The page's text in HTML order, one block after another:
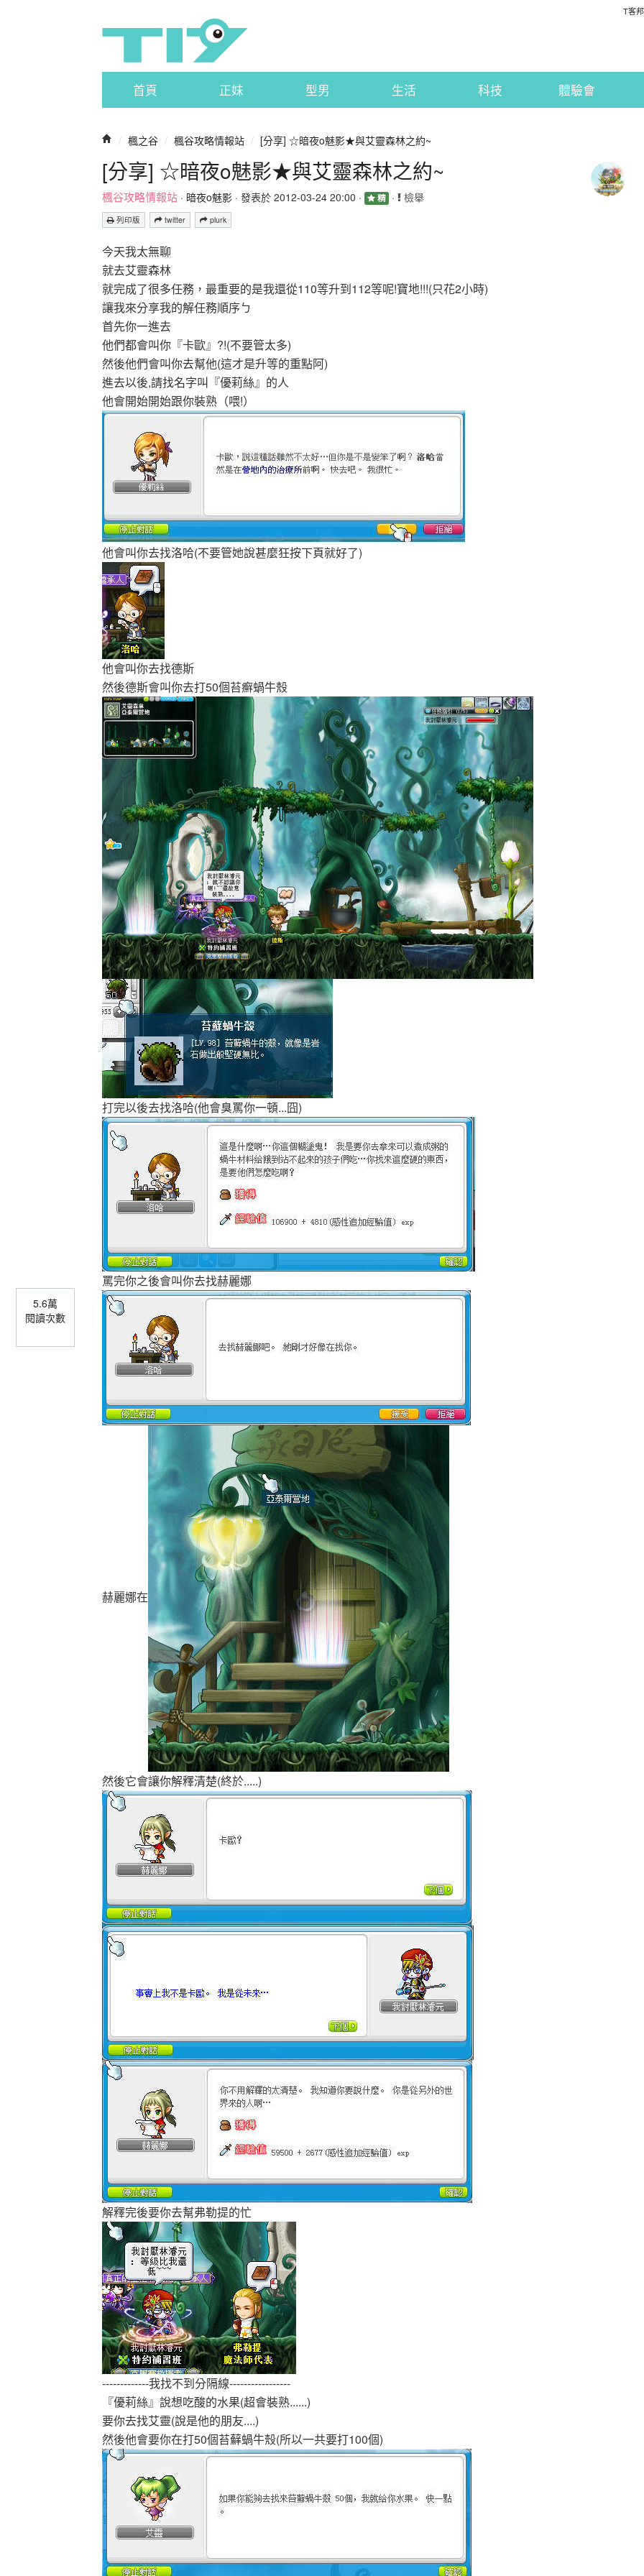
T客邦
首頁 正妹 型男 生活 科技 體驗會
/ 楓之谷 / 楓谷攻略情報站 / [分享] ☆暗夜o魅影★與艾靈森林之約~
[分享] ☆暗夜o魅影★與艾靈森林之約~
楓谷攻略情報站 · 暗夜o魅影 · 發表於 2012-03-24 20:00 · 精 · 檢舉
列印版 twitter plurk
5.6萬
閱讀次數
今天我太無聊
就去艾靈森林
就完成了很多任務，最重要的是我還從110等升到112等呢!寶地!!!(只花2小時)
讓我來分享我的解任務順序ㄅ
首先你一進去
他們都會叫你『卡歐』?!(不要管太多)
然後他們會叫你去幫他(這才是升等的重點阿)
進去以後,請找名字叫『優莉絲』的人
他會開始開始跟你裝熟（喂!）
他會叫你去找洛哈(不要管她說甚麼狂按下頁就好了)
他會叫你去找德斯
然後德斯會叫你去打50個苔癬蝸牛殼
打完以後去找洛哈(他會臭罵你一頓...囧)
罵完你之後會叫你去找赫麗娜
赫麗娜在
然後它會讓你解釋清楚(終於.....)
解釋完後要你去幫弗勒提的忙
-------------我找不到分隔線-----------------
『優莉絲』說想吃酸的水果(超會裝熟......)
要你去找艾靈(說是他的朋友....)
然後他會要你在打50個苔蘚蝸牛殼(所以一共要打100個)